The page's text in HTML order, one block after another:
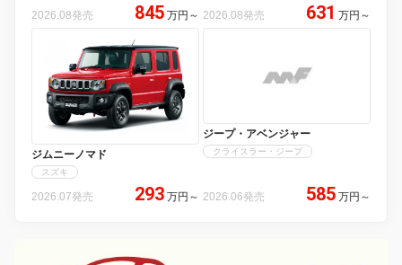
2026.08発売 845 万円 ～ 2026.08発売 631 万円 ～
ジムニーノマド
スズキ
2026.07発売 293 万円 ～
ジープ・アベンジャー
クライスラー・ジープ
2026.06発売 585 万円 ～